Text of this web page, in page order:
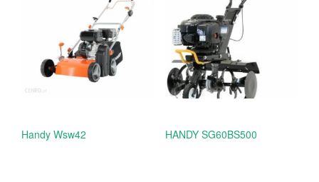
Handy Wsw42 HANDY SG60BS500